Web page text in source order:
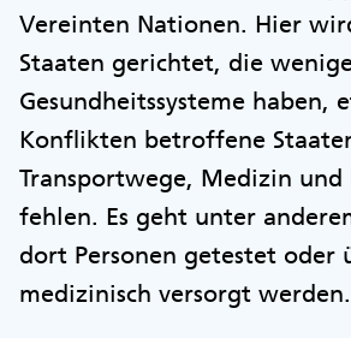
Vereinten Nationen. Hier
Staaten gerichtet, die
Gesundheitssysteme haben,
Konflikten betroffene
Transportwege, Medizin und
fehlen. Es geht unter
dort Personen getestet oder
medizinisch versorgt werden.